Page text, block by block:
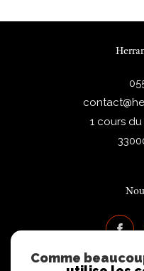
1 cours
Comme